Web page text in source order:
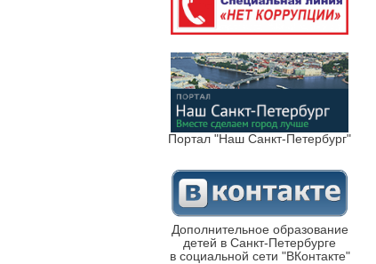
Портал "Наш Санкт-Петербург"
Дополнительное образование
детей в Санкт-Петербурге
в социальной сети "ВКонтакте"